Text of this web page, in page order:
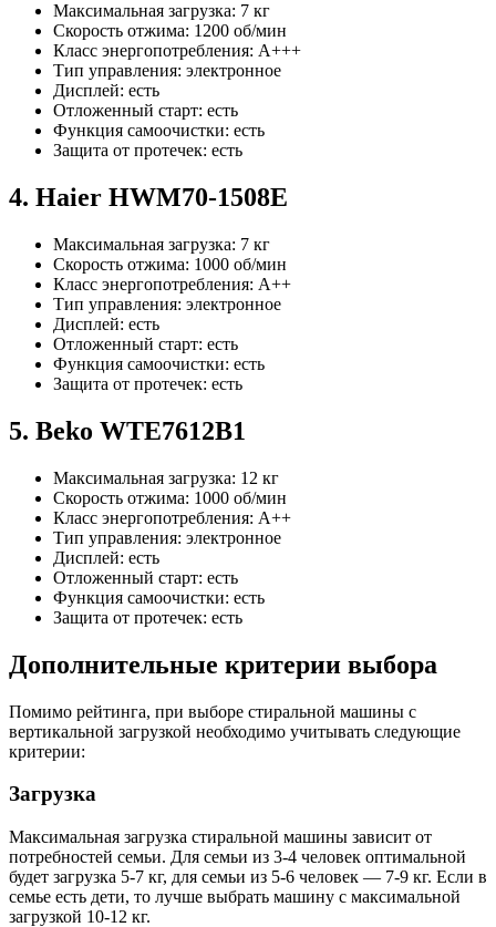
Максимальная загрузка: 7 кг
Скорость отжима: 1200 об/мин
Класс энергопотребления: A+++
Тип управления: электронное
Дисплей: есть
Отложенный старт: есть
Функция самоочистки: есть
Защита от протечек: есть
4. Haier HWM70-1508E
Максимальная загрузка: 7 кг
Скорость отжима: 1000 об/мин
Класс энергопотребления: A++
Тип управления: электронное
Дисплей: есть
Отложенный старт: есть
Функция самоочистки: есть
Защита от протечек: есть
5. Beko WTE7612B1
Максимальная загрузка: 12 кг
Скорость отжима: 1000 об/мин
Класс энергопотребления: A++
Тип управления: электронное
Дисплей: есть
Отложенный старт: есть
Функция самоочистки: есть
Защита от протечек: есть
Дополнительные критерии выбора
Помимо рейтинга, при выборе стиральной машины с
вертикальной загрузкой необходимо учитывать следующие
критерии:
Загрузка
Максимальная загрузка стиральной машины зависит от
потребностей семьи. Для семьи из 3-4 человек оптимальной
будет загрузка 5-7 кг, для семьи из 5-6 человек — 7-9 кг. Если в
семье есть дети, то лучше выбрать машину с максимальной
загрузкой 10-12 кг.